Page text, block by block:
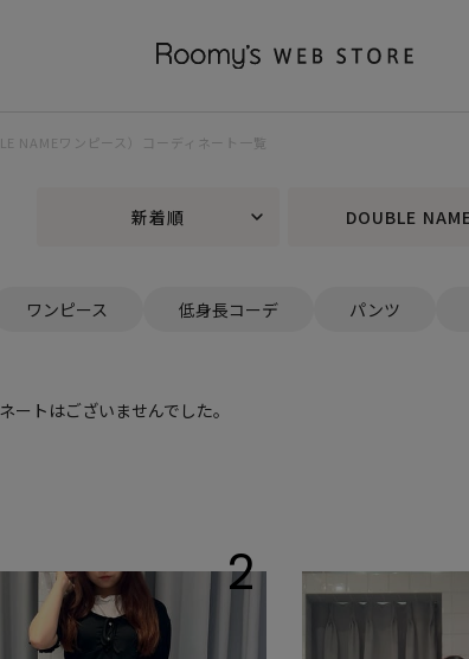
NAMEワンピース）コーディネート一覧
新着順 DOUBLE
ワンピース 低身長コーデ パンツ
トはございませんでした。
2